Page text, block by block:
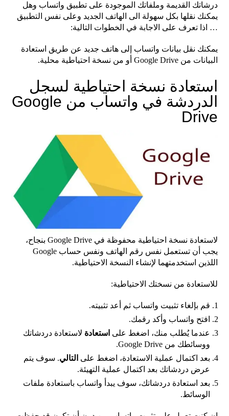
درشاتك القديمة وملفاتك الموجودة على تطبيق واتساب وهل
يمكنك نقلها بكل سهولة الى الهاتف الجديد وعلى نفس التطبيق
… اذا تعرف على الاجابة في الخطوات التالية:
يمكنك نقل بيانات واتساب إلى هاتف جديد عن طريق استعادة
البيانات من Google Drive أو من نسخة احتياطية محلية.
استعادة نسخة احتياطية لسجل
الدردشة في واتساب من Google
Drive
لاستعادة نسخة احتياطية محفوظة في Google Drive بنجاح،
يجب أن تستعمل نفس رقم الهاتف ونفس حساب Google
اللذين استخدمتهما لإنشاء النسخة الاحتياطية.
للاستعادة من نسختك الاحتياطية:
قم بإلغاء تثبيت واتساب ثم أعد تثبيته.
افتح واتساب وأكد رقمك.
عندما يُطلب منك، اضغط علىاستعادةلاستعادة دردشاتك
ووسائطك من Google Drive.
بعد اكتمال عملية الاستعادة، اضغط علىالتالي. سوف يتم
عرض دردشاتك بعد اكتمال عملية التهيئة.
بعد استعادة دردشاتك، سوف يبدأ واتساب باستعادة ملفات
الوسائط.